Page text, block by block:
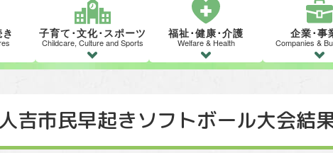
子育て･文化･スポーツ
Childcare, Culture and Sports
福祉･健康･介護
Welfare & Health
企業･事
Companies &
吉市民早起きソフトボール大会結